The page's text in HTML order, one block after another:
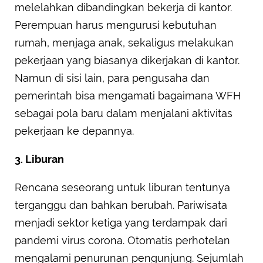
melelahkan dibandingkan bekerja di kantor.
Perempuan harus mengurusi kebutuhan
rumah, menjaga anak, sekaligus melakukan
pekerjaan yang biasanya dikerjakan di kantor.
Namun di sisi lain, para pengusaha dan
pemerintah bisa mengamati bagaimana WFH
sebagai pola baru dalam menjalani aktivitas
pekerjaan ke depannya.
3. Liburan
Rencana seseorang untuk liburan tentunya
terganggu dan bahkan berubah. Pariwisata
menjadi sektor ketiga yang terdampak dari
pandemi virus corona. Otomatis perhotelan
mengalami penurunan pengunjung. Sejumlah